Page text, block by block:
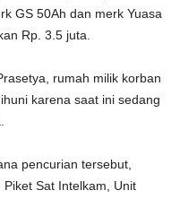
GS 50Ah dan merk Yuasa
Rp. 3.5 juta.
rumah milik korban
karena saat ini sedang
pencurian tersebut,
Sat Intelkam, Unit